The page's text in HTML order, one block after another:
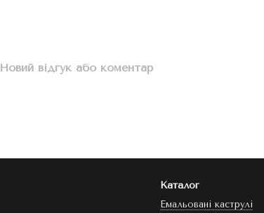
Новий відгук або коментар
Каталог
Емальовані каструлі